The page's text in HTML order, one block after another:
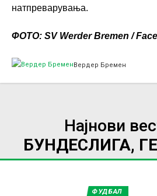
натпреварувања.
ФОТО: SV Werder Bremen /
Вердер Бремен
Најнови
БУНДЕСЛИГА,
ФУДБАЛ